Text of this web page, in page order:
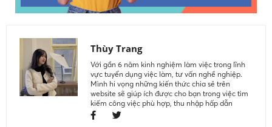
Thùy Trang
Với gần 6 năm kinh nghiệm làm việc trong lĩnh
vực tuyển dụng việc làm, tư vấn nghề nghiệp.
Mình hi vọng những kiến thức chia sẻ trên
website sẽ giúp ích được cho bạn trong việc tìm
kiếm công việc phù hợp, thu nhập hấp dẫn